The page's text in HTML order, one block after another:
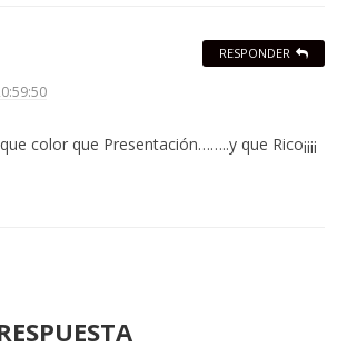
color que Presentación……..y que Rico¡¡¡¡
RESPONDER